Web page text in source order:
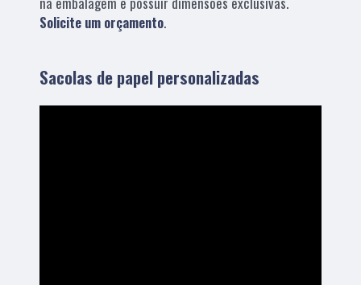
Solicite um orçamento.
Sacolas de papel personalizadas